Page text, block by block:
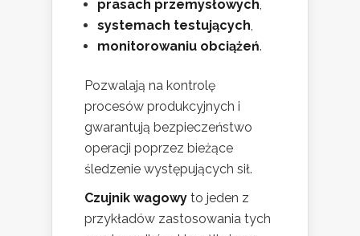
prasach przemysłowych,
systemach testujących,
monitorowaniu obciążeń.
Pozwalają na kontrolę
procesów produkcyjnych i
gwarantują bezpieczeństwo
operacji poprzez bieżące
śledzenie występujących sił.
Czujnik wagowy to jeden z
przykładów zastosowania tych